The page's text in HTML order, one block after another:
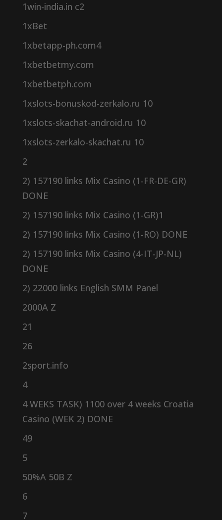
1win-india.in c2
1xBet
1xbetapp-ph.com4
1xbetbetmy.com
1xbetbetph.com
1xslots-bonuskod-zerkalo.ru 10
1xslots-skachat-android.ru 10
1xslots-zerkalo-skachat.ru 10
2
2) 157190 links Mix Casino (1-FR-DE-GR)
DONE
2) 157190 links Mix Casino (1-GR)1
2) 157190 links Mix Casino (1-RO) DONE
2) 157190 links Mix Casino (4-IT-JP-NL)
DONE
2) 22000 links English SMM Panel
2000A Z
21
26
2sport.info
4
4 WEKS TASK) 1100 over 4 weeks Croatia
Casino (WEK 2) DONE
49
5
50%A 50B Z
6
7